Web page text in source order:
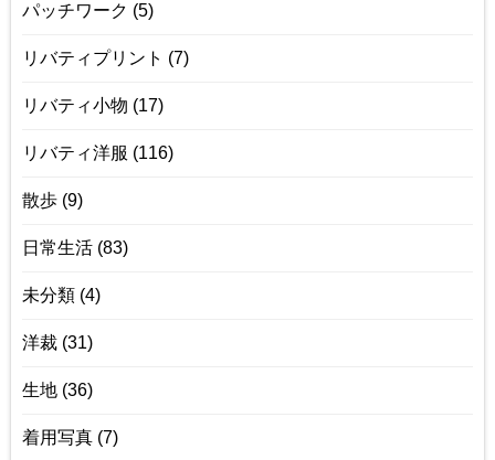
パッチワーク (5)
リバティプリント (7)
リバティ小物 (17)
リバティ洋服 (116)
散歩 (9)
日常生活 (83)
未分類 (4)
洋裁 (31)
生地 (36)
着用写真 (7)